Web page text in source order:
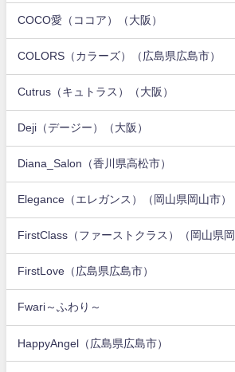
COCO愛（ココア）（大阪）
COLORS（カラーズ）（広島県広島市）
Cutrus（キュトラス）（大阪）
Deji（デージー）（大阪）
Diana_Salon（香川県高松市）
Elegance（エレガンス）（岡山県岡山市）
FirstClass（ファーストクラス）（岡山県岡
FirstLove（広島県広島市）
Fwari～ふわり～
HappyAngel（広島県広島市）